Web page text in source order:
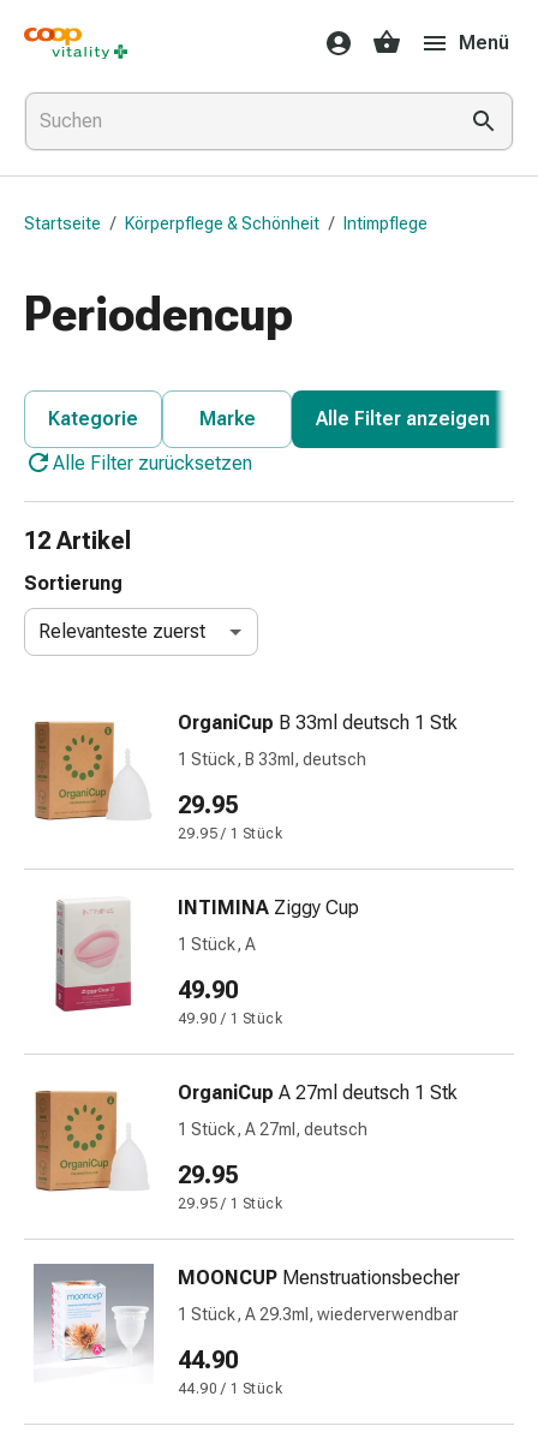
Medikamente
&
Gesundheit
Grippe
&
Erkältung
Grippe-
Erkältung
Medikamente
Bronchitis
Inhalationsgeräte
Schnupfen
Wund-
Elastische
Wundbinden
Kompressen
Fingerverbände
Fixationspflaster
Gazen
Kompressionsbinden
Pflasterbinden,
Tapes
Netzverbände
Verbandsmaterial
Verbrennungen
Sonnenbrand
Verbandwechsel-
Sets
Wundauflagen
Wundbehandlung
Wundsprays
Menü
Startseite / Körperpflege & Schönheit / Intimpflege
Periodencup
Kategorie Marke
Alle Filter anzeigen
Alle Filter zurücksetzen
12 Artikel
Sortierung
Relevanteste zuerst
OrganiCup B 33ml deutsch 1 Stk
1 Stück, B 33ml, deutsch
29.95
29.95 / 1 Stück
INTIMINA Ziggy Cup
1 Stück, A
49.90
49.90 / 1 Stück
OrganiCup A 27ml deutsch 1 Stk
1 Stück, A 27ml, deutsch
29.95
29.95 / 1 Stück
MOONCUP Menstruationsbecher
1 Stück, A 29.3ml, wiederverwendbar
44.90
44.90 / 1 Stück